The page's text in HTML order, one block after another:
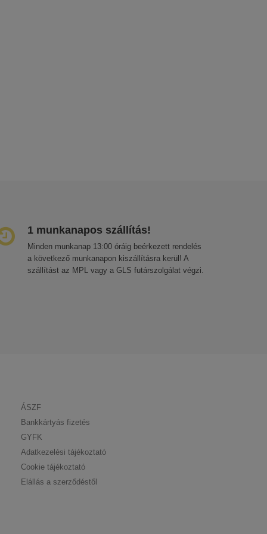
1 munkanapos szállítás!
Minden munkanap 13:00 óráig beérkezett rendelés
a következő munkanapon kiszállításra kerül! A
szállítást az MPL vagy a GLS futárszolgálat végzi.
ÁSZF
Bankkártyás fizetés
GYFK
Adatkezelési tájékoztató
Cookie tájékoztató
Elállás a szerződéstől